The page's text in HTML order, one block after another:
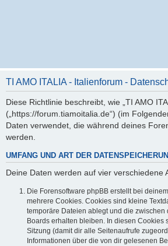
TI AMO ITALIA - Italienforum -
Diese Richtlinie beschreibt, wie „TI AMO
(„https://forum.tiamoitalia.de“) (im
Daten verwendet, die während deines
werden.
UMFANG UND ART DER
Deine Daten werden auf vier verschiedene
Die Forensoftware phpBB erstellt bei
mehrere Cookies. Cookies sind kleine
temporäre Dateien ablegt und die zwischen
Boards erhalten bleiben. In diesen Cookies
Sitzung (damit dir alle Seitenaufrufe
Informationen über die von dir gelesenen